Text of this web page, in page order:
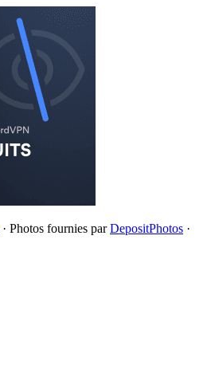
· Photos fournies parDepositPhotos ·